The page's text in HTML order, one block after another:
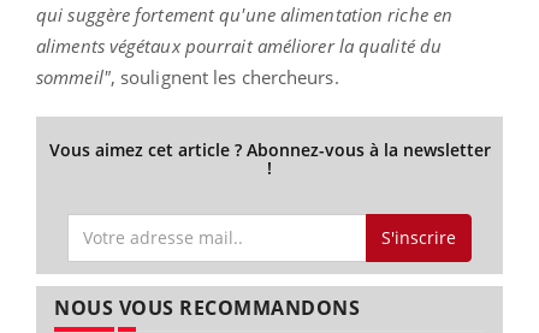
qui suggère fortement qu'une alimentation riche en
aliments végétaux pourrait améliorer la qualité du
sommeil", soulignent les chercheurs.
Vous aimez cet article ? Abonnez-vous à la newsletter
!
S'inscrire
NOUS VOUS RECOMMANDONS